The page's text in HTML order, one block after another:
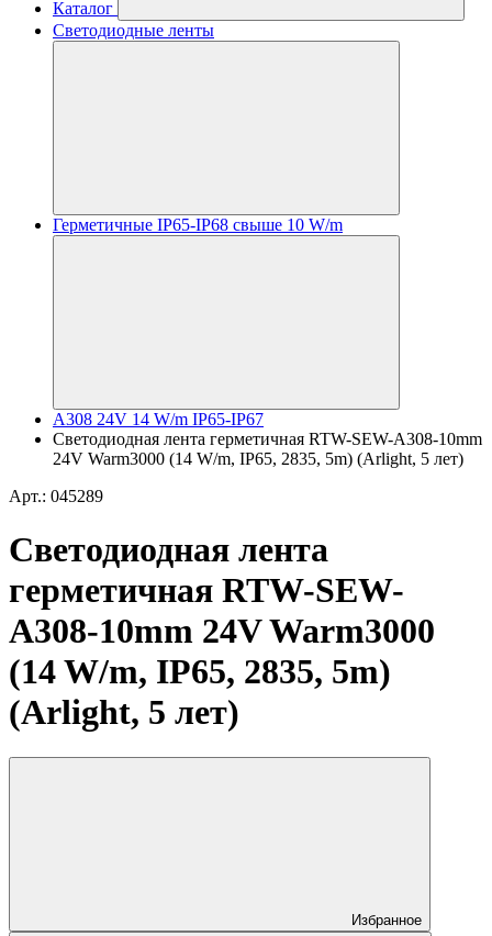
Каталог
Светодиодные ленты
Герметичные IP65-IP68 свыше 10 W/m
A308 24V 14 W/m IP65-IP67
Светодиодная лента герметичная RTW-SEW-A308-10mm
24V Warm3000 (14 W/m, IP65, 2835, 5m) (Arlight, 5 лет)
Арт.: 045289
Светодиодная лента
герметичная RTW-SEW-
A308-10mm 24V Warm3000
(14 W/m, IP65, 2835, 5m)
(Arlight, 5 лет)
Избранное